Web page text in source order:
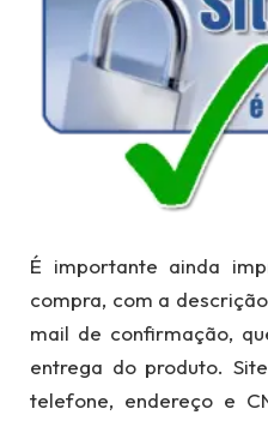
É importante ainda
compra, com a
mail de confirmação,
entrega do produto.
telefone, endereço e